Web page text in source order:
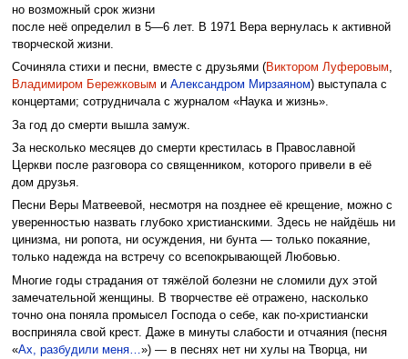
но возможный срок жизни
после неё определил в 5—6 лет. В 1971 Вера вернулась к активной
творческой жизни.
Сочиняла стихи и песни, вместе с друзьями (Виктором Луферовым,
Владимиром Бережковым и Александром Мирзаяном) выступала с
концертами; сотрудничала с журналом «Наука и жизнь».
За год до смерти вышла замуж.
За несколько месяцев до смерти крестилась в Православной
Церкви после разговора со священником, которого привели в её
дом друзья.
Песни Веры Матвеевой, несмотря на позднее её крещение, можно с
уверенностью назвать глубоко христианскими. Здесь не найдёшь ни
цинизма, ни ропота, ни осуждения, ни бунта — только покаяние,
только надежда на встречу со всепокрывающей Любовью.
Многие годы страдания от тяжёлой болезни не сломили дух этой
замечательной женщины. В творчестве её отражено, насколько
точно она поняла промысел Господа о себе, как по-христиански
восприняла свой крест. Даже в минуты слабости и отчаяния (песня
«Ах, разбудили меня… ») — в песнях нет ни хулы на Творца, ни